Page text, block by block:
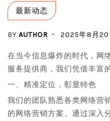
最新动态
BY AUTHOR 2025年8月20
在当今信息爆炸的时代，网
服务提供商，我们凭借丰富
一、精准定位，彰显特色
我们的团队熟悉各类网络营
的网络营销方案。通过深入